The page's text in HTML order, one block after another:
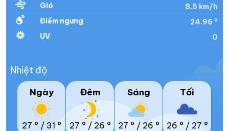
Gió
8.5 km/h
Điểm ngưng
24.96 °
UV
0
Nhiệt độ
Ngày
27 ° / 31 °
Đêm
27 ° / 26 °
Sáng
27 ° / 26 °
Tối
26 ° / 27 °